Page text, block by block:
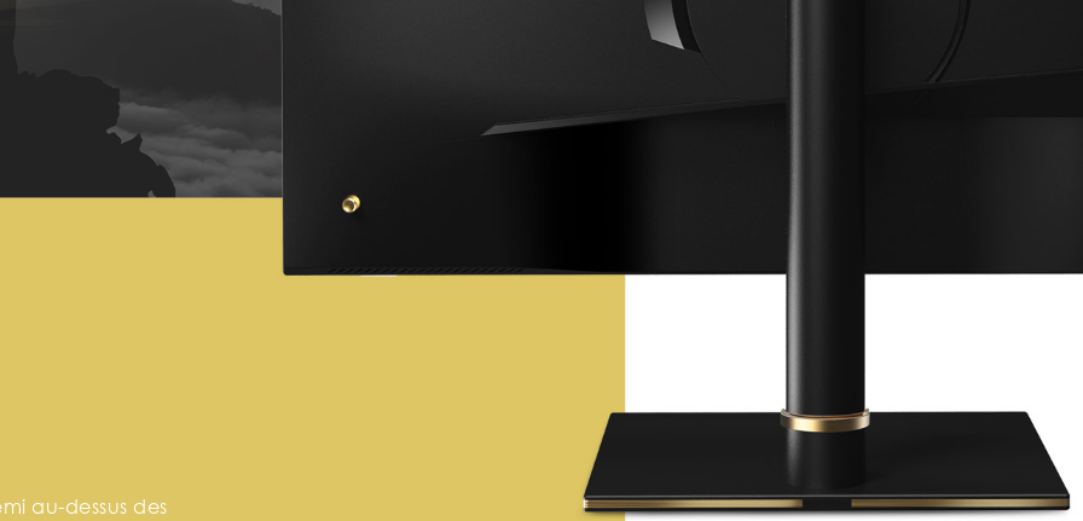
au-dessus des